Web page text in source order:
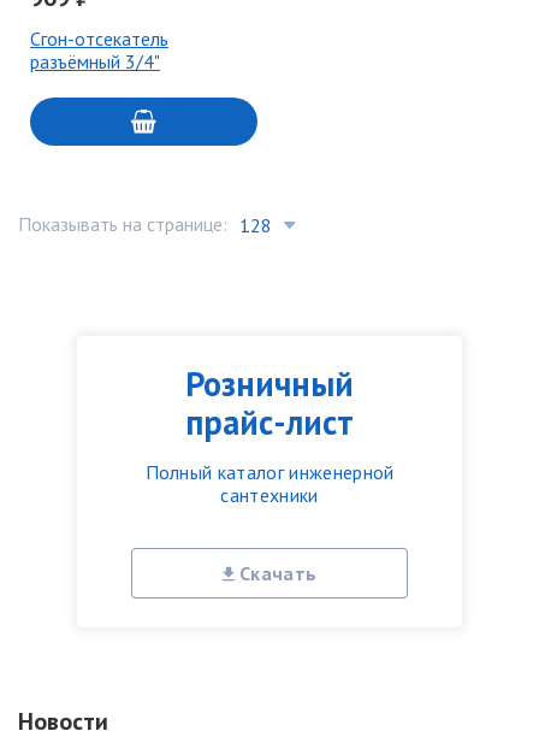
Розничный
прайс-лист
Полный каталог инженерной
сантехники
Скачать
Новости
Сгон-отсекатель
разъёмный 3/4"
Показывать на странице: